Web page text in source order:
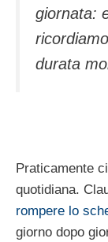
giornata:
durata
Praticamente
quotidiana.
rompere lo
giorno dopo